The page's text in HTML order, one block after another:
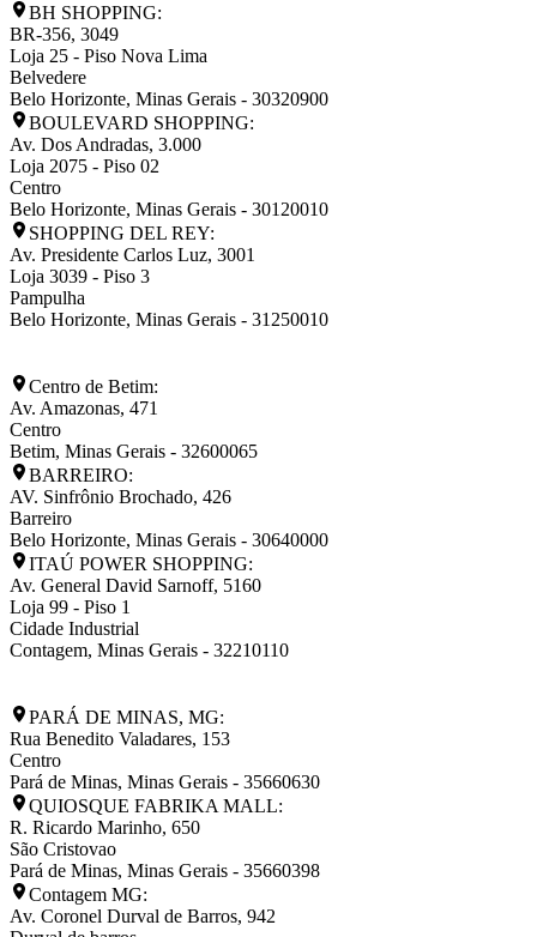
BH SHOPPING:
BR-356, 3049
Loja 25 - Piso Nova Lima
Belvedere
Belo Horizonte, Minas Gerais - 30320900
BOULEVARD SHOPPING:
Av. Dos Andradas, 3.000
Loja 2075 - Piso 02
Centro
Belo Horizonte, Minas Gerais - 30120010
SHOPPING DEL REY:
Av. Presidente Carlos Luz, 3001
Loja 3039 - Piso 3
Pampulha
Belo Horizonte, Minas Gerais - 31250010
Centro de Betim:
Av. Amazonas, 471
Centro
Betim, Minas Gerais - 32600065
BARREIRO:
AV. Sinfrônio Brochado, 426
Barreiro
Belo Horizonte, Minas Gerais - 30640000
ITAÚ POWER SHOPPING:
Av. General David Sarnoff, 5160
Loja 99 - Piso 1
Cidade Industrial
Contagem, Minas Gerais - 32210110
PARÁ DE MINAS, MG:
Rua Benedito Valadares, 153
Centro
Pará de Minas, Minas Gerais - 35660630
QUIOSQUE FABRIKA MALL:
R. Ricardo Marinho, 650
São Cristovao
Pará de Minas, Minas Gerais - 35660398
Contagem MG:
Av. Coronel Durval de Barros, 942